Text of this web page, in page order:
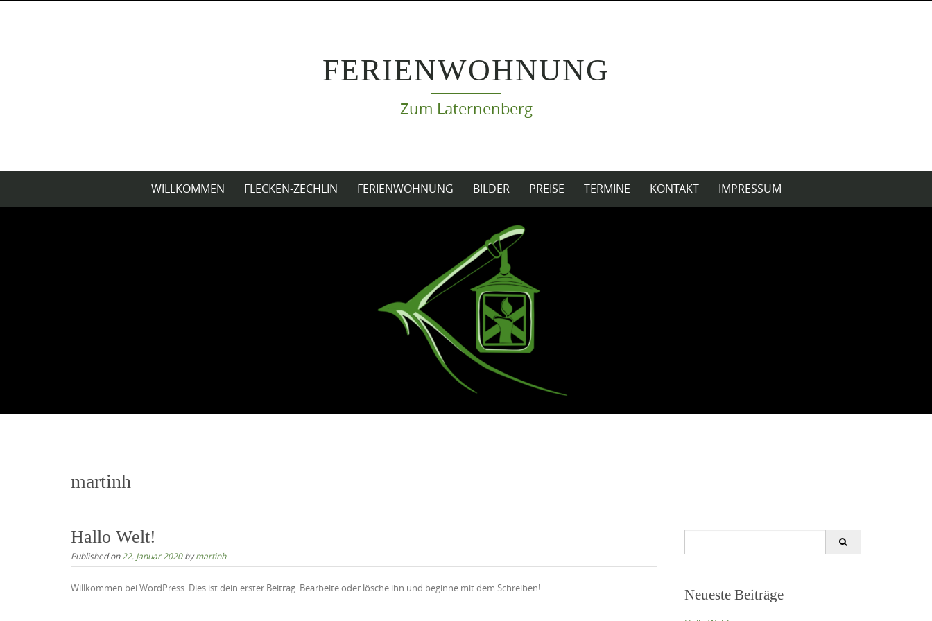
FERIENWOHNUNG
Zum Laternenberg
WILLKOMMEN FLECKEN-ZECHLIN FERIENWOHNUNG BILDER PREISE TERMINE KONTAKT IMPRESSUM
martinh
Hallo Welt!
Published on22. Januar 2020bymartinh
Willkommen bei WordPress. Dies ist dein erster Beitrag. Bearbeite oder lösche ihn und beginne mit dem Schreiben! Neueste Beiträge